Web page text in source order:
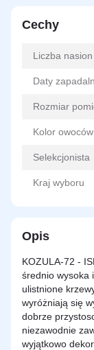
Cechy
Liczba nasion
Daty
Rozmiar
Kolor owoców
Selekcjonista
Kraj wyboru
Opis
KOZULA-72 -
średnio wysoka
ulistnione
wyróżniają się
dobrze
niezawodnie
wyjątkowo